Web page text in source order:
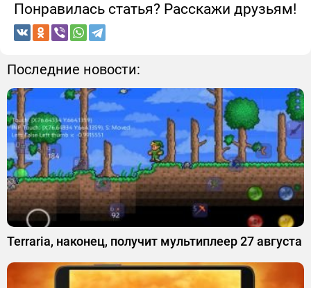
Понравилась статья? Расскажи друзьям!
Последние новости:
Terraria, наконец, получит мультиплеер 27 августа